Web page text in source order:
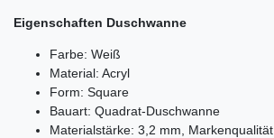
Eigenschaften Duschwanne
Farbe: Weiß
Material: Acryl
Form: Square
Bauart: Quadrat-Duschwanne
Materialstärke: 3,2 mm, Markenqualität